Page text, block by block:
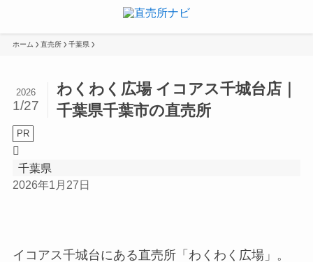
ホーム 直売所 千葉県
わくわく広場 イコアス千城台店｜
千葉県千葉市の直売所
2026
1/27
PR
千葉県
2026年1月27日
イコアス千城台にある直売所「わくわく広場」。